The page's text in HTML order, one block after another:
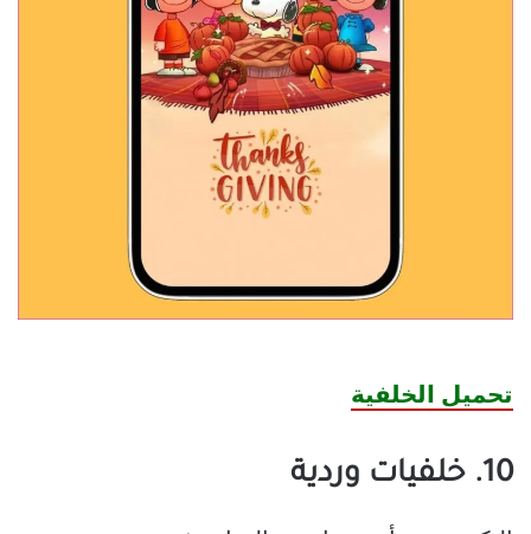
تحميل الخلفية
10. خلفيات وردية